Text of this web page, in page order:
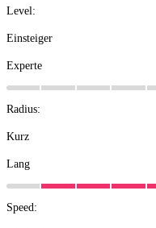
Level:
Einsteiger
Experte
Radius:
Kurz
Lang
Speed: